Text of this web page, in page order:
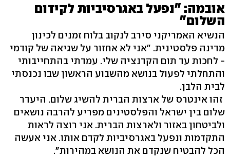
אובמה: "נפעל באגרסיביות לקידום
השלום"
הנשיא האמריקני סירב לנקוב בלוח זמנים לכינון
מדינה פלסטינית. "אני לא אחזור על שגיאה של קודמי
- לחכות עד תום הקדנציה שלי. עמדתי בהתחייבותי
והתחלתי לפעול בנושא מהשבוע הראשון שבו נכנסתי
לבית הלבן.
זהו אינטרס של ארצות הברית להשיג שלום. היעדר
שלום בין ישראל והפלסטינים מפריע להרבה נושאים
ולביטחון באזור ולארצות הברית. אני רוצה לראות
התקדמות ונפעל באגרסיביות לקדם אותו. אני אעשה
הכל להבטיח שנקדם את הנושא במהירות".